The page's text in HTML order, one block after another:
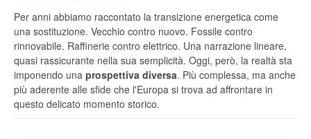
Per anni abbiamo raccontato la transizione energetica come
una sostituzione. Vecchio contro nuovo. Fossile contro
rinnovabile. Raffinerie contro elettrico. Una narrazione lineare,
quasi rassicurante nella sua semplicità. Oggi, però, la realtà sta
imponendo una prospettiva diversa. Più complessa, ma anche
più aderente alle sfide che l'Europa si trova ad affrontare in
questo delicato momento storico.